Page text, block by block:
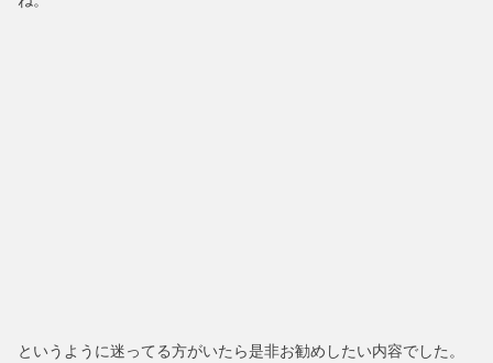
というように迷ってる方がいたら是非お勧めしたい内容でした。